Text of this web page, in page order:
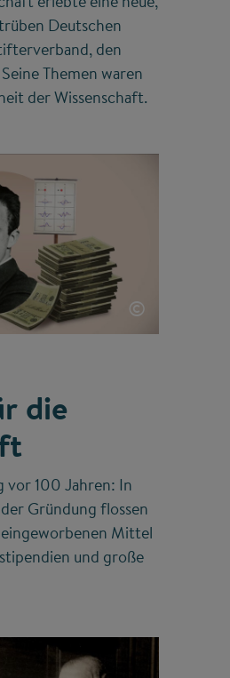
Deutschen
den
Themen waren
der Wissenschaft.
©
die
vor 100 Jahren: In
Gründung flossen
Mittel
und große